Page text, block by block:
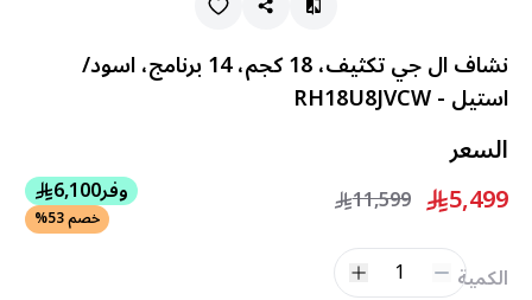
نشاف ال جي تكثيف، 18 كجم، 14 برنامج، اسود/
استيل - RH18U8JVCW
السعر
5,499
11,599 وفر6,100
خصم 53%
الكمية 1